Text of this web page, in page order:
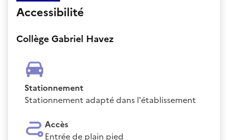
Accessibilité
Collège Gabriel Havez
Stationnement
Stationnement adapté dans l'établissement
Accès
Entrée de plain pied